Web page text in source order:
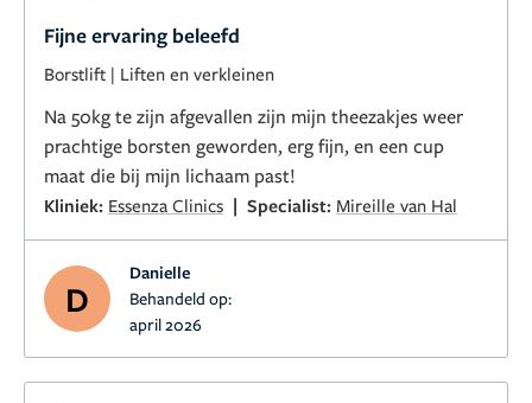
Fijne ervaring beleefd
Borstlift | Liften en verkleinen
Na 50kg te zijn afgevallen zijn mijn theezakjes weer
prachtige borsten geworden, erg fijn, en een cup
maat die bij mijn lichaam past!
Kliniek: Essenza Clinics | Specialist: Mireille van Hal
D
Danielle
Behandeld op:
april 2026